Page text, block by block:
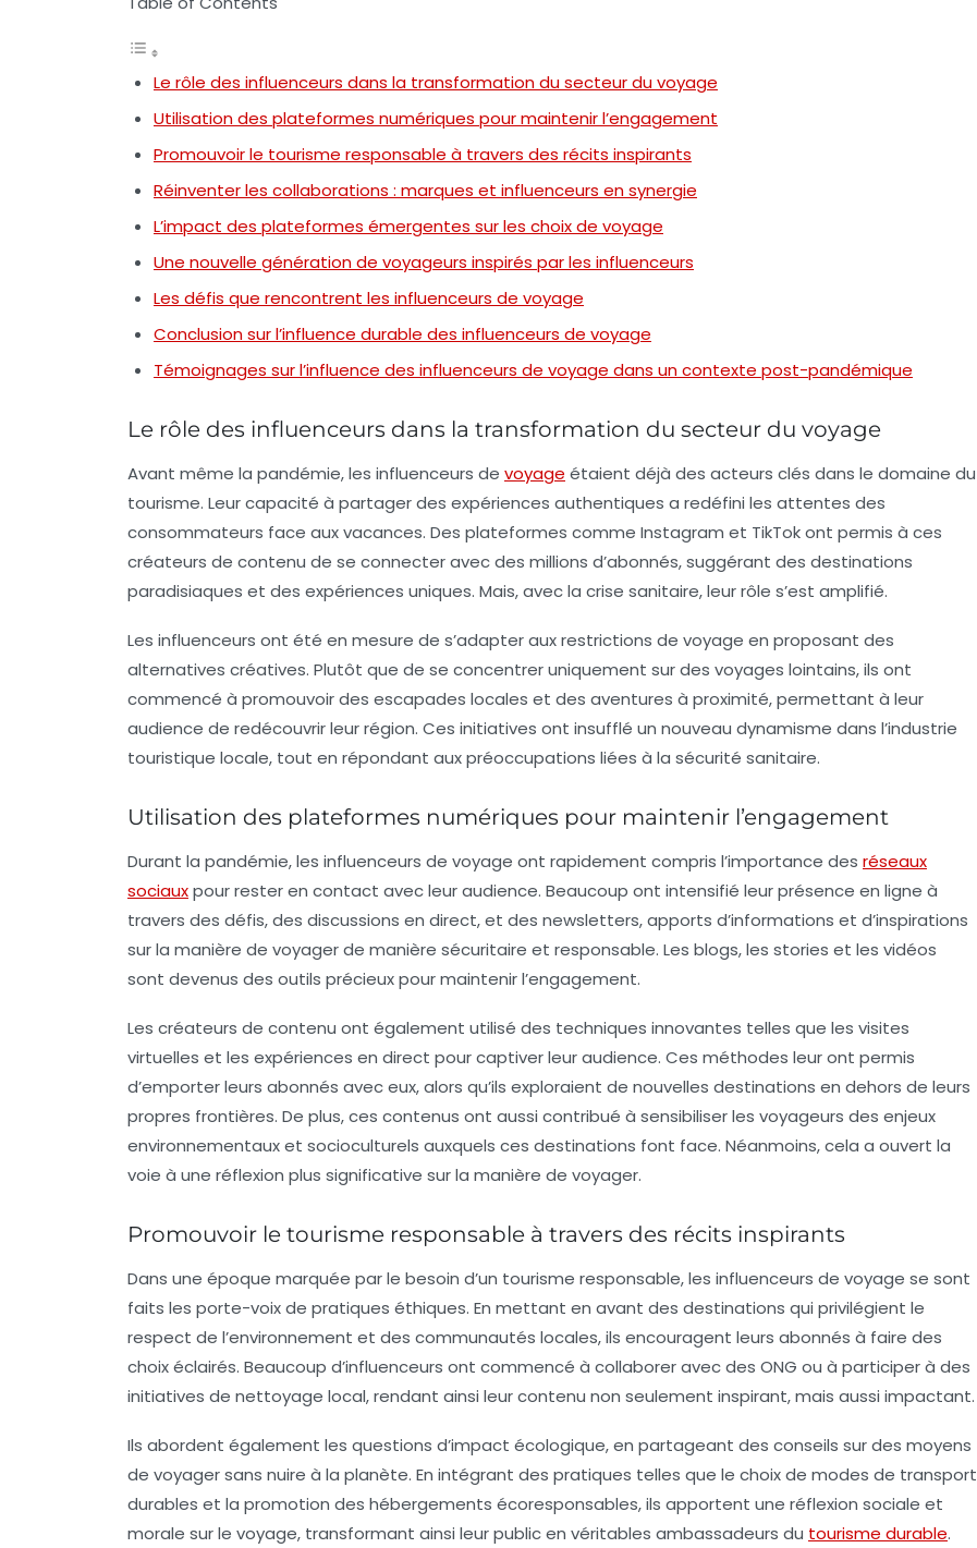
Le rôle des influenceurs dans la transformation du secteur du voyage
Utilisation des plateformes numériques pour maintenir l’engagement
Promouvoir le tourisme responsable à travers des récits inspirants
Réinventer les collaborations : marques et influenceurs en synergie
L’impact des plateformes émergentes sur les choix de voyage
Une nouvelle génération de voyageurs inspirés par les influenceurs
Les défis que rencontrent les influenceurs de voyage
Conclusion sur l’influence durable des influenceurs de voyage
Témoignages sur l’influence des influenceurs de voyage dans un contexte post-pandémique
Le rôle des influenceurs dans la transformation du secteur du voyage
Avant même la pandémie, les influenceurs de voyage étaient déjà des acteurs clés dans le domaine du
tourisme. Leur capacité à partager des expériences authentiques a redéfini les attentes des
consommateurs face aux vacances. Des plateformes comme Instagram et TikTok ont permis à ces
créateurs de contenu de se connecter avec des millions d’abonnés, suggérant des destinations
paradisiaques et des expériences uniques. Mais, avec la crise sanitaire, leur rôle s’est amplifié.
Les influenceurs ont été en mesure de s’adapter aux restrictions de voyage en proposant des
alternatives créatives. Plutôt que de se concentrer uniquement sur des voyages lointains, ils ont
commencé à promouvoir des escapades locales et des aventures à proximité, permettant à leur
audience de redécouvrir leur région. Ces initiatives ont insufflé un nouveau dynamisme dans l’industrie
touristique locale, tout en répondant aux préoccupations liées à la sécurité sanitaire.
Utilisation des plateformes numériques pour maintenir l’engagement
Durant la pandémie, les influenceurs de voyage ont rapidement compris l’importance des réseaux
sociauxpour rester en contact avec leur audience. Beaucoup ont intensifié leur présence en ligne à
travers des défis, des discussions en direct, et des newsletters, apports d’informations et d’inspirations
sur la manière de voyager de manière sécuritaire et responsable. Les blogs, les stories et les vidéos
sont devenus des outils précieux pour maintenir l’engagement.
Les créateurs de contenu ont également utilisé des techniques innovantes telles que les visites
virtuelles et les expériences en direct pour captiver leur audience. Ces méthodes leur ont permis
d’emporter leurs abonnés avec eux, alors qu’ils exploraient de nouvelles destinations en dehors de leurs
propres frontières. De plus, ces contenus ont aussi contribué à sensibiliser les voyageurs des enjeux
environnementaux et socioculturels auxquels ces destinations font face. Néanmoins, cela a ouvert la
voie à une réflexion plus significative sur la manière de voyager.
Promouvoir le tourisme responsable à travers des récits inspirants
Dans une époque marquée par le besoin d’un tourisme responsable, les influenceurs de voyage se sont
faits les porte-voix de pratiques éthiques. En mettant en avant des destinations qui privilégient le
respect de l’environnement et des communautés locales, ils encouragent leurs abonnés à faire des
choix éclairés. Beaucoup d’influenceurs ont commencé à collaborer avec des ONG ou à participer à des
initiatives de nettoyage local, rendant ainsi leur contenu non seulement inspirant, mais aussi impactant.
Ils abordent également les questions d’impact écologique, en partageant des conseils sur des moyens
de voyager sans nuire à la planète. En intégrant des pratiques telles que le choix de modes de transport
durables et la promotion des hébergements écoresponsables, ils apportent une réflexion sociale et
morale sur le voyage, transformant ainsi leur public en véritables ambassadeurs du tourisme durable.